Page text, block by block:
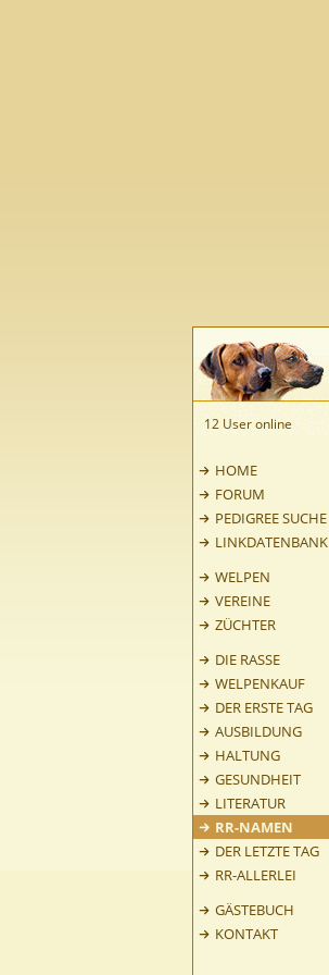
12 User online
HOME
FORUM
PEDIGREE SUCHE
LINKDATENBANK
WELPEN
VEREINE
ZÜCHTER
DIE RASSE
WELPENKAUF
DER ERSTE TAG
AUSBILDUNG
HALTUNG
GESUNDHEIT
LITERATUR
RR-NAMEN
DER LETZTE TAG
RR-ALLERLEI
GÄSTEBUCH
KONTAKT